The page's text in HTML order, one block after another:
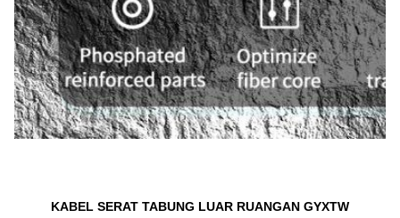
KABEL SERAT TABUNG LUAR RUANGAN GYXTW